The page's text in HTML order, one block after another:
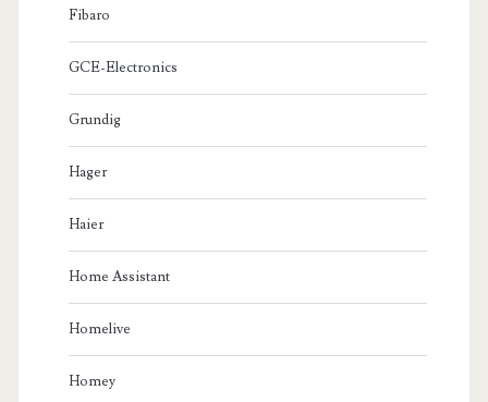
Fibaro
GCE-Electronics
Grundig
Hager
Haier
Home Assistant
Homelive
Homey